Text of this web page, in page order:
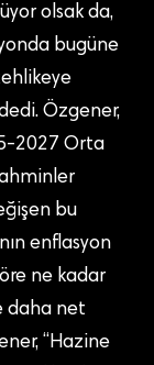
olsak da,
bugüne
Özgener,
2027 Orta
bu
enflasyon
ne kadar
daha net
“Hazine